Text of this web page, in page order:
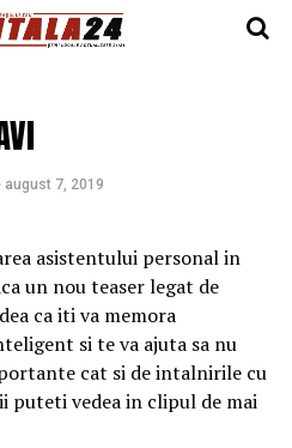
august 7, 2019
asistentului personal in
un nou teaser legat de
ca iti va memora
si te va ajuta sa nu
cat si de intalnirile cu
puteti vedea in clipul de mai